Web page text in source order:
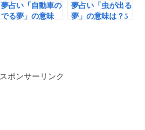
夢占い「自動車の
でる夢」の意味
夢占い「虫が出る
夢」の意味は？5
スポンサーリンク